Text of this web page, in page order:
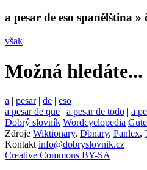
a pesar de eso spanělština »
však
Možná hledáte...
a | pesar | de | eso
a pesar de que | a pesar de todo | a
Dobrý slovník Wordcyclopedia
Zdroje Wiktionary, Dbnary, Panlex,
Kontakt info@dobryslovnik.cz
Creative Commons BY-SA